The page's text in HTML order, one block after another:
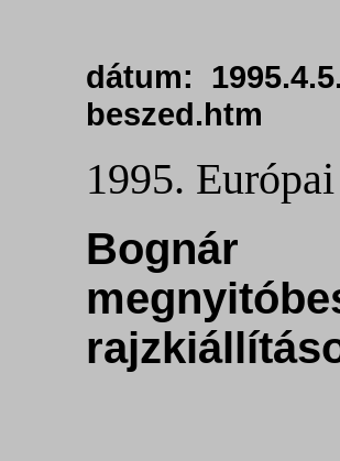
dátum:
beszed.htm
1995.